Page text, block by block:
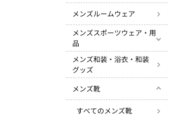
メンズルームウェア
メンズスポーツウェア・用
品
メンズ和装・浴衣・和装
グッズ
メンズ靴
すべてのメンズ靴